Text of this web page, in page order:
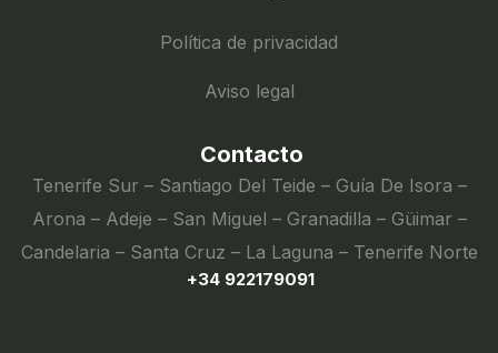
Política de privacidad
Aviso legal
Contacto
Tenerife Sur – Santiago Del Teide – Guía De Isora –
Arona – Adeje – San Miguel – Granadilla – Güimar –
Candelaria – Santa Cruz – La Laguna – Tenerife Norte
+34 922179091